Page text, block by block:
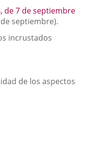
de 7 de septiembre
septiembre).
incrustados
de los aspectos